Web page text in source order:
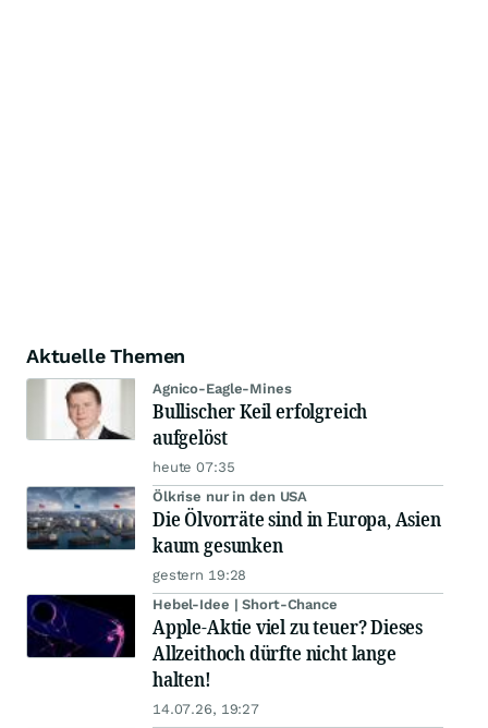
Aktuelle Themen
Agnico-Eagle-Mines
Bullischer Keil erfolgreich
aufgelöst
heute 07:35
Ölkrise nur in den USA
Die Ölvorräte sind in Europa, Asien
kaum gesunken
gestern 19:28
Hebel-Idee | Short-Chance
Apple-Aktie viel zu teuer? Dieses
Allzeithoch dürfte nicht lange
halten!
14.07.26, 19:27